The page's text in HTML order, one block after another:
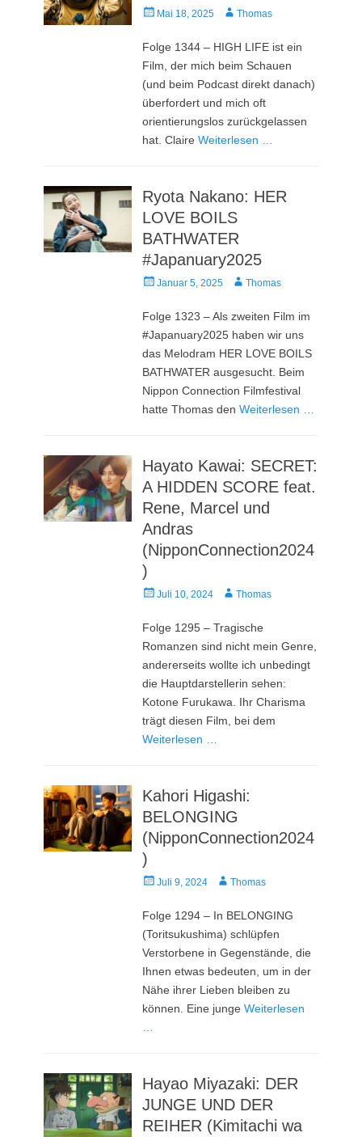
Veröffentlicht
Mai 18, 2025 AutorThomas
Folge 1344 – HIGH LIFE ist ein
Film, der mich beim Schauen
(und beim Podcast direkt danach)
überfordert und mich oft
orientierungslos zurückgelassen
hat. ClaireWeiterlesen …
Ryota Nakano: HER
LOVE BOILS
BATHWATER
#Japanuary2025
Veröffentlicht
Januar 5, 2025 AutorThomas
Folge 1323 – Als zweiten Film im
#Japanuary2025 haben wir uns
das Melodram HER LOVE BOILS
BATHWATER ausgesucht. Beim
Nippon Connection Filmfestival
hatte Thomas denWeiterlesen …
Hayato Kawai: SECRET:
A HIDDEN SCORE feat.
Rene, Marcel und
Andras
(NipponConnection2024
)
Veröffentlicht
Juli 10, 2024 AutorThomas
Folge 1295 – Tragische
Romanzen sind nicht mein Genre,
andererseits wollte ich unbedingt
die Hauptdarstellerin sehen:
Kotone Furukawa. Ihr Charisma
trägt diesen Film, bei dem
Weiterlesen …
Kahori Higashi:
BELONGING
(NipponConnection2024
)
Veröffentlicht
Juli 9, 2024 AutorThomas
Folge 1294 – In BELONGING
(Toritsukushima) schlüpfen
Verstorbene in Gegenstände, die
Ihnen etwas bedeuten, um in der
Nähe ihrer Lieben bleiben zu
können. Eine jungeWeiterlesen
Hayao Miyazaki: DER
JUNGE UND DER
REIHER (Kimitachi wa